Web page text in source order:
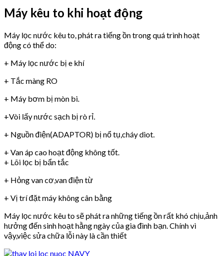
Máy kêu to khi hoạt động
Máy lọc nước kêu to, phát ra tiếng ồn trong quá trình hoạt
động có thể do:
+ Máy lọc nước bị e khí
+ Tắc màng RO
+ Máy bơm bị mòn bi.
+Vòi lấy nước sạch bị rò rỉ.
+ Nguồn điện(ADAPTOR) bị nổ tụ,cháy diot.
+ Van áp cao hoạt động không tốt.
+ Lõi lọc bị bẩn tắc
+ Hỏng van cơ,van điện từ
+ Vị trí đặt máy không cân bằng
Máy lọc nước kêu to sẽ phát ra những tiếng ồn rất khó chịu,ảnh
hưởng đến sinh hoạt hằng ngày của gia đình bạn. Chính vì
vậy,việc sửa chữa lỗi này là cần thiết